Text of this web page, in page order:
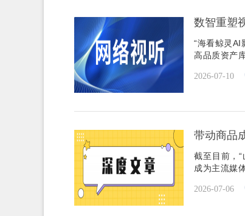
数智重塑
“海看鲸灵AI
高品质资产
2026-07-10
带动商品
截至目前，
成为主流媒
2026-07-06